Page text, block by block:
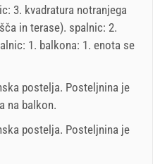
3. kvadratura notranjega
in terase). spalnic: 2.
1. balkona: 1. enota se
postelja. Posteljnina je
na balkon.
postelja. Posteljnina je